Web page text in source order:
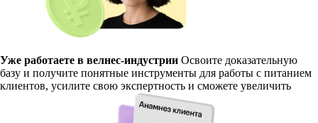
Уже работаете в велнес-индустрии Освоите доказательную
базу и получите понятные инструменты для работы с питанием
клиентов, усилите свою экспертность и сможете увеличить